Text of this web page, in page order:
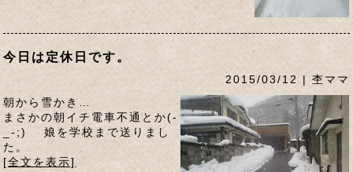
今日は定休日です。
2015/03/12 | 杢ママ
朝から雪かき…
まさかの朝イチ電車不通とか(-
_-;) 娘を学校まで送りまし
た。
[全文を表示]